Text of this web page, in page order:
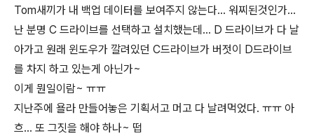
Tom새끼가 내 백업 데이터를 보여주지 않는다... 워찌된것인가...
난 분명 C 드라이브를 선택하고 설치했는데... D 드라이브가 다 날
아가고 원래 윈도우가 깔려있던 C드라이브가 버젓이 D드라이브
를 차지 하고 있는게 아닌가~
이게 뭔일이람~ ㅠㅠ
지난주에 욜라 만들어놓은 기획서고 머고 다 날려먹었다. ㅠㅠ 아
흐... 또 그짓을 해야 하나~ 떱